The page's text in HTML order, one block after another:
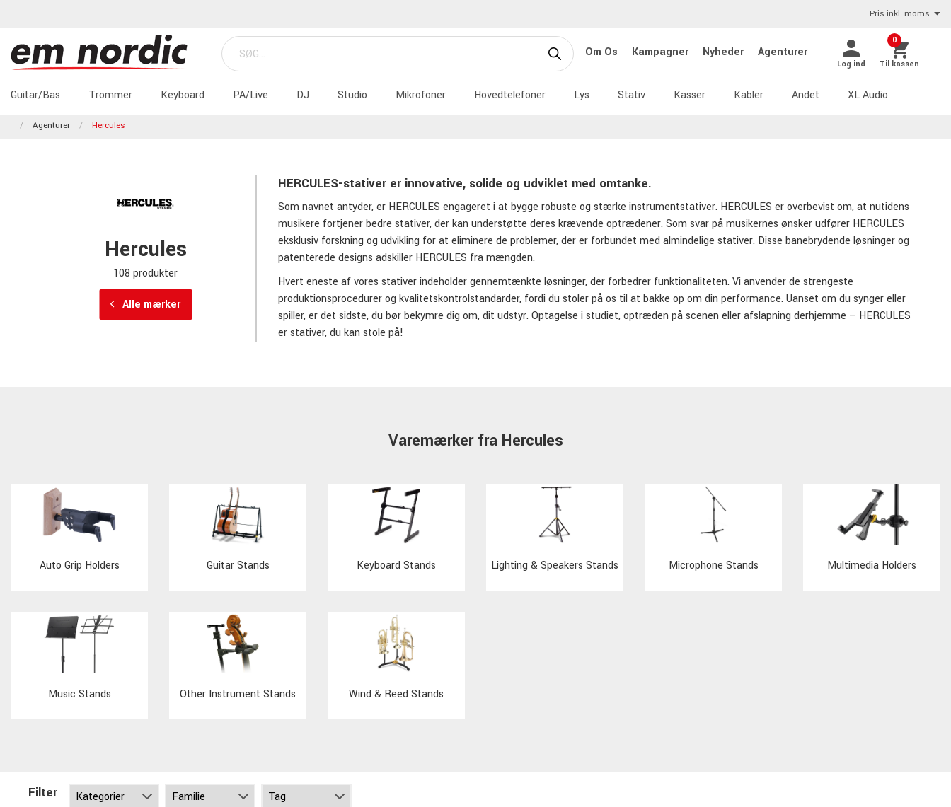
Pris inkl. moms
Om Os Kampagner Nyheder Agenturer
Log ind
0
Til kassen
Guitar/Bas Trommer Keyboard PA/Live DJ Studio Mikrofoner Hovedtelefoner Lys Stativ Kasser Kabler Andet XL Audio
Agenturer Hercules
Hercules
108 produkter
Alle mærker
HERCULES-stativer er innovative, solide og udviklet med omtanke.
Som navnet antyder, er HERCULES engageret i at bygge robuste og stærke instrumentstativer. HERCULES er overbevist om, at nutidens
musikere fortjener bedre stativer, der kan understøtte deres krævende optrædener. Som svar på musikernes ønsker udfører HERCULES
eksklusiv forskning og udvikling for at eliminere de problemer, der er forbundet med almindelige stativer. Disse banebrydende løsninger og
patenterede designs adskiller HERCULES fra mængden.
Hvert eneste af vores stativer indeholder gennemtænkte løsninger, der forbedrer funktionaliteten. Vi anvender de strengeste
produktionsprocedurer og kvalitetskontrolstandarder, fordi du stoler på os til at bakke op om din performance. Uanset om du synger eller
spiller, er det sidste, du bør bekymre dig om, dit udstyr. Optagelse i studiet, optræden på scenen eller afslapning derhjemme – HERCULES
er stativer, du kan stole på!
Varemærker fra Hercules
Auto Grip Holders Guitar Stands Keyboard Stands Lighting & Speakers Stands Microphone Stands Multimedia Holders
Music Stands Other Instrument Stands Wind & Reed Stands
Filter